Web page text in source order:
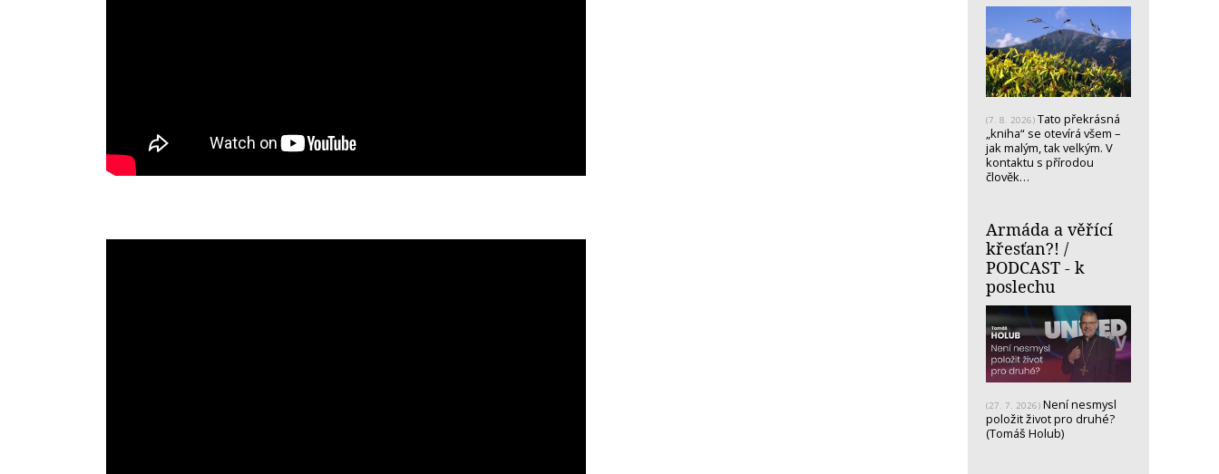
(7. 8. 2026) Tato překrásná
„kniha“ se otevírá všem –
jak malým, tak velkým. V
kontaktu s přírodou
člověk…
Armáda a věřící
křesťan?! /
PODCAST - k
poslechu
(27. 7. 2026) Není nesmysl
položit život pro druhé?
(Tomáš Holub)